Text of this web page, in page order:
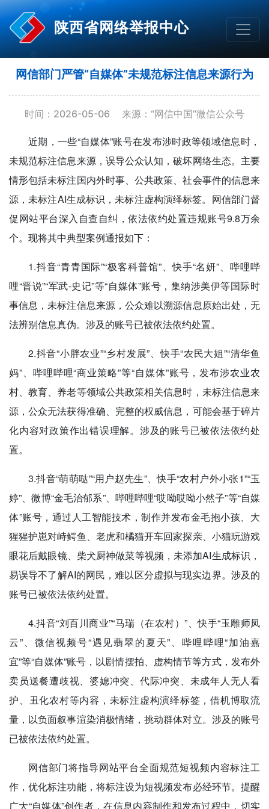
陕西省网络举报中心
网信部门严管“自媒体”未规范标注信息来源行为
时间：2026-05-06 来源：“网信中国”微信公众号
近期，一些“自媒体”账号在发布涉时政等领域信息时，
未规范标注信息来源，误导公众认知，破坏网络生态。主要
情形包括未标注国内外时事、公共政策、社会事件的信息来
源，未标注AI生成标识，未标注虚构演绎标签。网信部门督
促网站平台深入自查自纠，依法依约处置违规账号9.8万余
个。现将其中典型案例通报如下：
1.抖音“青青国际”“极客科普馆”、快手“名妍”、哔哩哔
哩“晋说”“军武-史记”等“自媒体”账号，集纳涉美伊等国际时
事信息，未标注信息来源，公众难以溯源信息原始出处，无
法辨别信息真伪。涉及的账号已被依法依约处置。
2.抖音“小胖农业”“乡村发展”、快手“农民大姐”“清华鱼
妈”、哔哩哔哩“商业策略”等“自媒体”账号，发布涉农业农
村、教育、养老等领域公共政策相关信息时，未标注信息来
源，公众无法获得准确、完整的权威信息，可能会基于碎片
化内容对政策作出错误理解。涉及的账号已被依法依约处
置。
3.抖音“萌萌哒”“用户赵先生”、快手“农村户外小张1”“玉
婷”、微博“金毛治郁系”、哔哩哔哩“哎呦哎呦小然子”等“自媒
体”账号，通过人工智能技术，制作并发布金毛抱小孩、大
猩猩护崽对峙鳄鱼、老虎和橘猫开车回家探亲、小猫玩游戏
眼花后戴眼镜、柴犬厨神做菜等视频，未添加AI生成标识，
易误导不了解AI的网民，难以区分虚拟与现实边界。涉及的
账号已被依法依约处置。
4.抖音“刘百川商业”“马瑞（在农村）”、快手“玉雕师凤
云”、微信视频号“遇见翡翠的夏天”、哔哩哔哩“加油嘉
宜”等“自媒体”账号，以剧情摆拍、虚构情节等方式，发布外
卖员送餐遭歧视、婆媳冲突、代际冲突、未成年人无人看
护、丑化农村等内容，未标注虚构演绎标签，借机博取流
量，以负面叙事渲染消极情绪，挑动群体对立。涉及的账号
已被依法依约处置。
网信部门将指导网站平台全面规范短视频内容标注工
作，优化标注功能，将标注设为短视频发布必经环节。提醒
广大“自媒体”创作者，在信息内容制作和发布过程中，切实